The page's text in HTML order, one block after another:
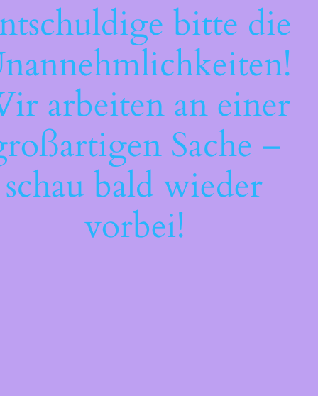
bitte die
arbeiten an einer
Sache –
schau bald wieder
vorbei!